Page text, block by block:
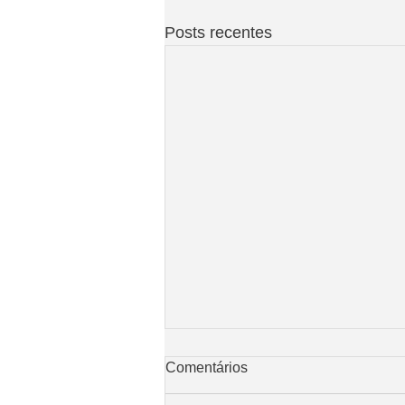
Posts recentes
Comentários